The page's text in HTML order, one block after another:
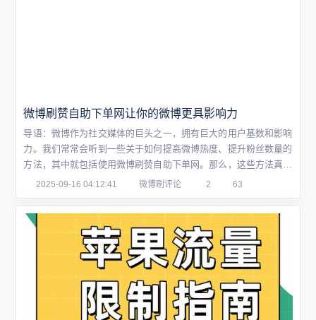
微博刷赞自助下单网让你的微博更具影响力
导语：微博作为社交媒体的巨头之一，拥有巨大的用户基数和影响
力。我们常常会听到一些关于如何提高微博热度、提升粉丝数量的
方法，其中就包括使用微博刷赞自助下单网。那么，这些方法真的
有效吗？它们背后又隐藏着哪些不为人知的秘密呢？本文将从多个
下单网？微博刷赞自助下单网是一种在线服务...
2025-09-16 04:12:41 微博刷评论 2 63